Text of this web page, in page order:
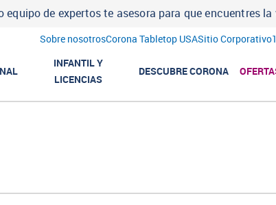
equipo de expertos te asesora para que encuentres
Sobre nosotrosCorona Tabletop USASitio Corporativo
INFANTIL Y
LICENCIAS
DESCUBRE CORONA